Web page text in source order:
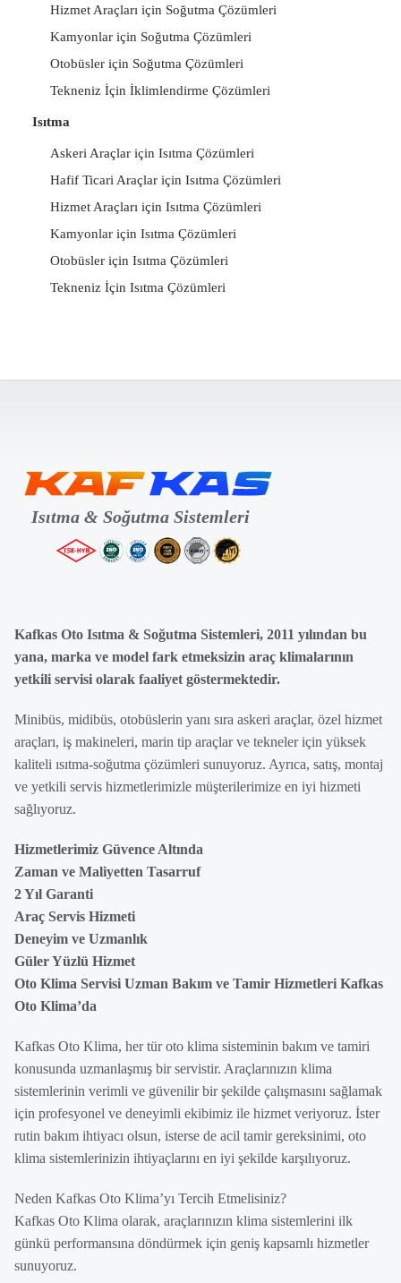
Hizmet Araçları için Soğutma Çözümleri
Kamyonlar için Soğutma Çözümleri
Otobüsler için Soğutma Çözümleri
Tekneniz İçin İklimlendirme Çözümleri
Isıtma
Askeri Araçlar için Isıtma Çözümleri
Hafif Ticari Araçlar için Isıtma Çözümleri
Hizmet Araçları için Isıtma Çözümleri
Kamyonlar için Isıtma Çözümleri
Otobüsler için Isıtma Çözümleri
Tekneniz İçin Isıtma Çözümleri
Kafkas Oto Isıtma & Soğutma Sistemleri, 2011 yılından bu
yana, marka ve model fark etmeksizin araç klimalarının
yetkili servisi olarak faaliyet göstermektedir.
Minibüs, midibüs, otobüslerin yanı sıra askeri araçlar, özel hizmet
araçları, iş makineleri, marin tip araçlar ve tekneler için yüksek
kaliteli ısıtma-soğutma çözümleri sunuyoruz. Ayrıca, satış, montaj
ve yetkili servis hizmetlerimizle müşterilerimize en iyi hizmeti
sağlıyoruz.
Hizmetlerimiz Güvence Altında
Zaman ve Maliyetten Tasarruf
2 Yıl Garanti
Araç Servis Hizmeti
Deneyim ve Uzmanlık
Güler Yüzlü Hizmet
Oto Klima Servisi Uzman Bakım ve Tamir Hizmetleri Kafkas
Oto Klima’da
Kafkas Oto Klima, her tür oto klima sisteminin bakım ve tamiri
konusunda uzmanlaşmış bir servistir. Araçlarınızın klima
sistemlerinin verimli ve güvenilir bir şekilde çalışmasını sağlamak
için profesyonel ve deneyimli ekibimiz ile hizmet veriyoruz. İster
rutin bakım ihtiyacı olsun, isterse de acil tamir gereksinimi, oto
klima sistemlerinizin ihtiyaçlarını en iyi şekilde karşılıyoruz.
Neden Kafkas Oto Klima’yı Tercih Etmelisiniz?
Kafkas Oto Klima olarak, araçlarınızın klima sistemlerini ilk
günkü performansına döndürmek için geniş kapsamlı hizmetler
sunuyoruz.